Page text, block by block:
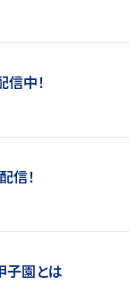
中！
信！
子園とは